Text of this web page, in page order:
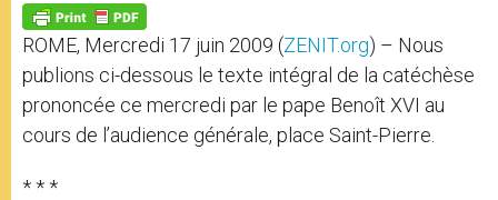
p
p
g
e
r
o
k
ROME, Mercredi 17 juin 2009 (ZENIT.org) – Nous
publions ci-dessous le texte intégral de la catéchèse
prononcée ce mercredi par le pape Benoît XVI au
cours de l’audience générale, place Saint-Pierre.
* * *